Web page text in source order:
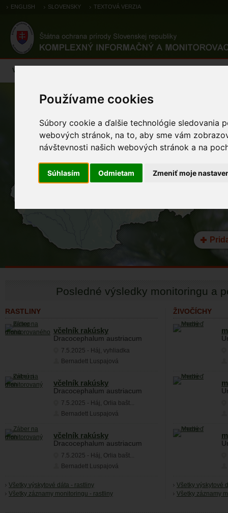
Používame cookies
Súbory cookie a ďalšie technológie sledovania
webových stránok, na to, aby sme vám
návštevnosti našich webových stránok a na
Súhlasím Odmietam Zmeniť moje
ENGLISH SLOVENSKY TEXTOVÁ VERZIA
Výsledky monitoringu
2
1
5
1
Posledné výsledky monitoringu a
RASTLINY
včelník rakúsky
Dracocephalum austriacum
7.5.2025 - Háj, vyhliadka
Bernadett Luspajová
včelník rakúsky
Dracocephalum austriacum
7.5.2025 - Háj, Orlia bašt...
Bernadett Luspajová
včelník rakúsky
Dracocephalum austriacum
7.5.2025 - Háj, Orlia bašt...
Bernadett Luspajová
Všetky výskytové dáta - rastliny
Všetky záznamy monitoringu - rastliny
ŽIVOČÍCHY
Všetky výskytové
Všetky záznamy